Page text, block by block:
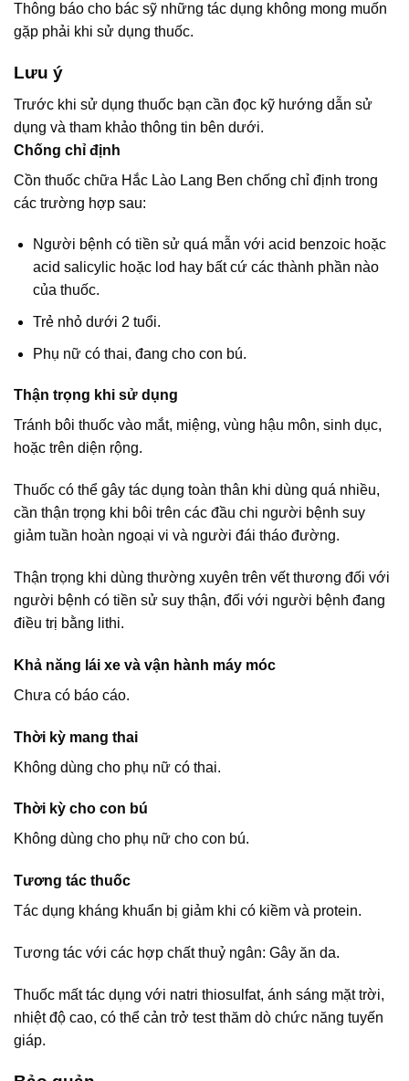
Thông báo cho bác sỹ những tác dụng không mong muốn
gặp phải khi sử dụng thuốc.
Lưu ý
Trước khi sử dụng thuốc bạn cần đọc kỹ hướng dẫn sử
dụng và tham khảo thông tin bên dưới.
Chống chỉ định
Cồn thuốc chữa Hắc Lào Lang Ben chống chỉ định trong
các trường hợp sau:
Người bệnh có tiền sử quá mẫn với acid benzoic hoặc
acid salicylic hoặc lod hay bất cứ các thành phần nào
của thuốc.
Trẻ nhỏ dưới 2 tuổi.
Phụ nữ có thai, đang cho con bú.
Thận trọng khi sử dụng
Tránh bôi thuốc vào mắt, miệng, vùng hậu môn, sinh dục,
hoặc trên diện rộng.
Thuốc có thể gây tác dụng toàn thân khi dùng quá nhiều,
cần thận trọng khi bôi trên các đầu chi người bệnh suy
giảm tuần hoàn ngoại vi và người đái tháo đường.
Thận trọng khi dùng thường xuyên trên vết thương đối với
người bệnh có tiền sử suy thận, đối với người bệnh đang
điều trị bằng lithi.
Khả năng lái xe và vận hành máy móc
Chưa có báo cáo.
Thời kỳ mang thai
Không dùng cho phụ nữ có thai.
Thời kỳ cho con bú
Không dùng cho phụ nữ cho con bú.
Tương tác thuốc
Tác dụng kháng khuẩn bị giảm khi có kiềm và protein.
Tương tác với các hợp chất thuỷ ngân: Gây ăn da.
Thuốc mất tác dụng với natri thiosulfat, ánh sáng mặt trời,
nhiệt độ cao, có thể cản trở test thăm dò chức năng tuyến
giáp.